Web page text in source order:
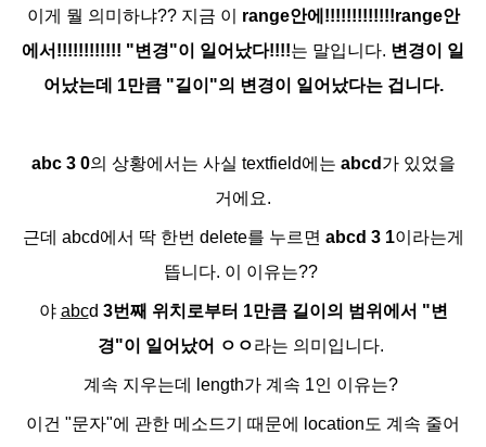
이게 뭘 의미하냐?? 지금 이 range안에!!!!!!!!!!!!!range안
에서!!!!!!!!!!!! "변경"이 일어났다!!!!는 말입니다. 변경이 일
어났는데 1만큼 "길이"의 변경이 일어났다는 겁니다.
abc 3 0의 상황에서는 사실 textfield에는 abcd 가 있었을
거에요.
근데 abcd에서 딱 한번 delete를 누르면 abcd 3 1이라는게
뜹니다. 이 이유는??
야 abcd 3번째 위치로부터 1만큼 길이의 범위에서 "변
경"이 일어났어 ㅇㅇ라는 의미입니다.
계속 지우는데 length가 계속 1인 이유는?
이건 "문자"에 관한 메소드기 때문에 location도 계속 줄어